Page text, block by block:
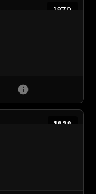
1879
info
1838